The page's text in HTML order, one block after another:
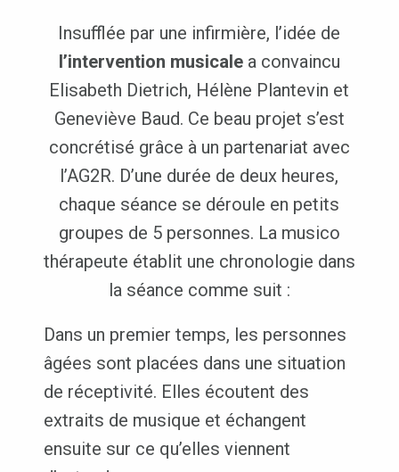
Insufflée par une infirmière, l’idée de
l’intervention musicale a convaincu
Elisabeth Dietrich, Hélène Plantevin et
Geneviève Baud. Ce beau projet s’est
concrétisé grâce à un partenariat avec
l’AG2R. D’une durée de deux heures,
chaque séance se déroule en petits
groupes de 5 personnes. La musico
thérapeute établit une chronologie dans
la séance comme suit :
Dans un premier temps, les personnes
âgées sont placées dans une situation
de réceptivité. Elles écoutent des
extraits de musique et échangent
ensuite sur ce qu’elles viennent